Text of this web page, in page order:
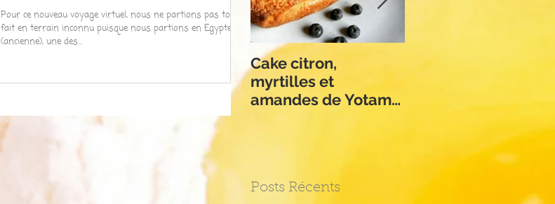
Pour ce nouveau voyage virtuel, nous ne partions pas tout à
fait en terrain inconnu puisque nous partions en Egypte
(ancienne), une des...
Cake citron,
myrtilles et
amandes de Yotam
Apple Crumble de
Posts Récents